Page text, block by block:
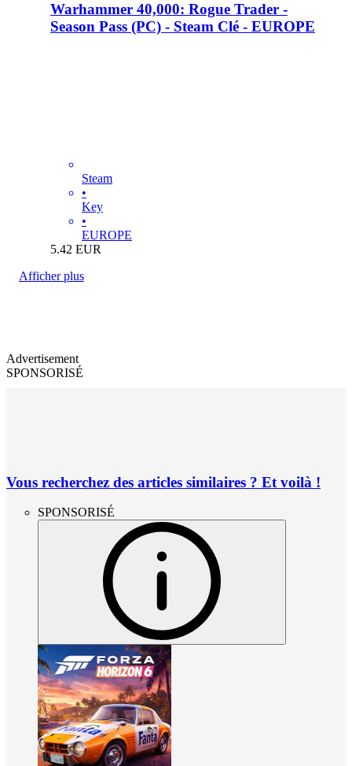
Warhammer 40,000: Rogue Trader -
Season Pass (PC) - Steam Clé - EUROPE
Steam
•
Key
•
EUROPE
5.42 EUR
Afficher plus
Advertisement
SPONSORISÉ
Vous recherchez des articles similaires ? Et voilà !
SPONSORISÉ